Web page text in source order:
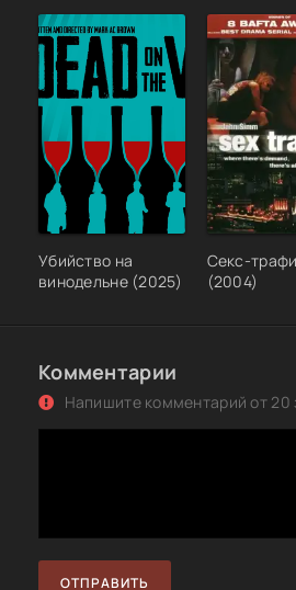
Убийство на
винодельне (2025)
Секс-
(2004)
Комментарии
Напишите комментарий от 20
ОТПРАВИТЬ